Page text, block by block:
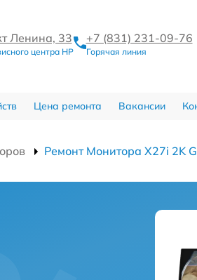
Ленина, 33
центра HP
+7 (831) 231-09-76
Горячая линия
Цена ремонта Вакансии
Ремонт Монитора X27i 2K